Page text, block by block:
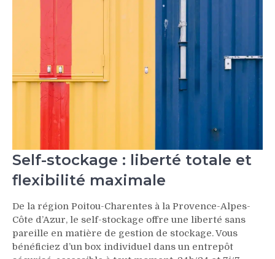
Self-stockage : liberté totale et
flexibilité maximale
De la région Poitou-Charentes à la Provence-Alpes-
Côte d’Azur, le self-stockage offre une liberté sans
pareille en matière de gestion de stockage. Vous
bénéficiez d’un box individuel dans un entrepôt